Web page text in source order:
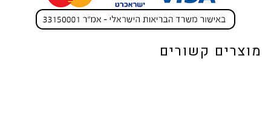
מוצרים קשורים